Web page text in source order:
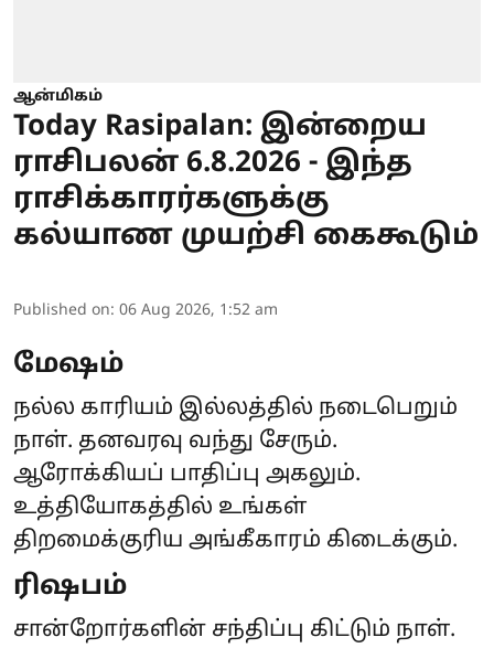
ஆன்மிகம்
Today Rasipalan: இன்றைய
ராசிபலன் 6.8.2026 - இந்த
ராசிக்காரர்களுக்கு
கல்யாண முயற்சி கைகூடும்
Published on: 06 Aug 2026, 1:52 am
மேஷம்
நல்ல காரியம் இல்லத்தில் நடைபெறும்
நாள். தனவரவு வந்து சேரும்.
ஆரோக்கியப் பாதிப்பு அகலும்.
உத்தியோகத்தில் உங்கள்
திறமைக்குரிய அங்கீகாரம் கிடைக்கும்.
ரிஷபம்
சான்றோர்களின் சந்திப்பு கிட்டும் நாள்.